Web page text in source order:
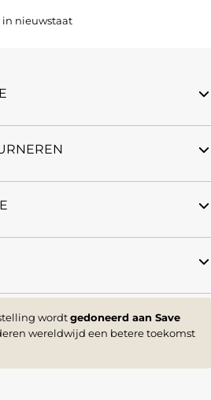
in nieuwstaat
wordtgedoneerd aan Save
wereldwijd een betere toekomst